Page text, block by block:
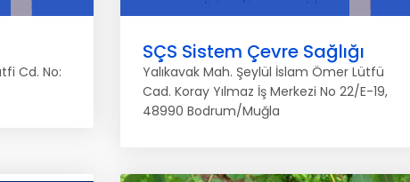
Cd. No:
SÇS Sistem Çevre Sağlığı
Yalıkavak Mah. Şeylül İslam Ömer Lütfü
Cad. Koray Yılmaz İş Merkezi No 22/E-19,
48990 Bodrum/Muğla